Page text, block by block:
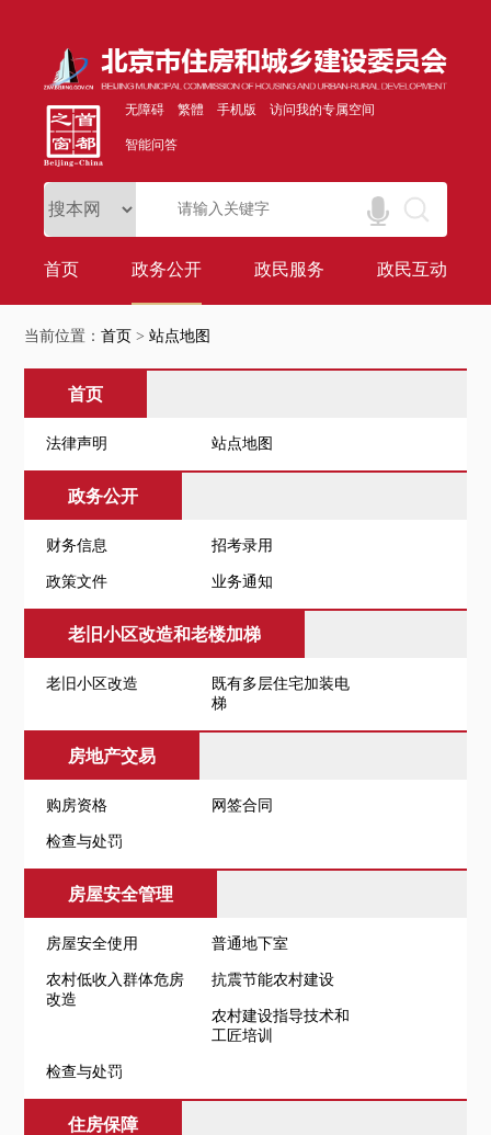
无障碍 繁體 手机版 访问我的专属空间
智能问答
首页 政务公开 政民服务 政民互动
当前位置：首页 >站点地图
首页
法律声明 站点地图
政务公开
财务信息 招考录用
政策文件 业务通知
老旧小区改造和老楼加梯
老旧小区改造
既有多层住宅加装电
梯
房地产交易
购房资格 网签合同
检查与处罚
房屋安全管理
房屋安全使用 普通地下室
农村低收入群体危房
改造
抗震节能农村建设
农村建设指导技术和
工匠培训
检查与处罚
住房保障